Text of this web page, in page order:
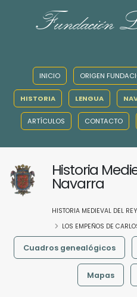
Fundación
INICIO ORIGEN
HISTORIA LENGUA
ARTÍCULOS CONTACTO
Historia
Navarra
HISTORIA MEDIEVAL DEL
LOS EMPEÑOS DE
Cuadros genealógicos
Mapas